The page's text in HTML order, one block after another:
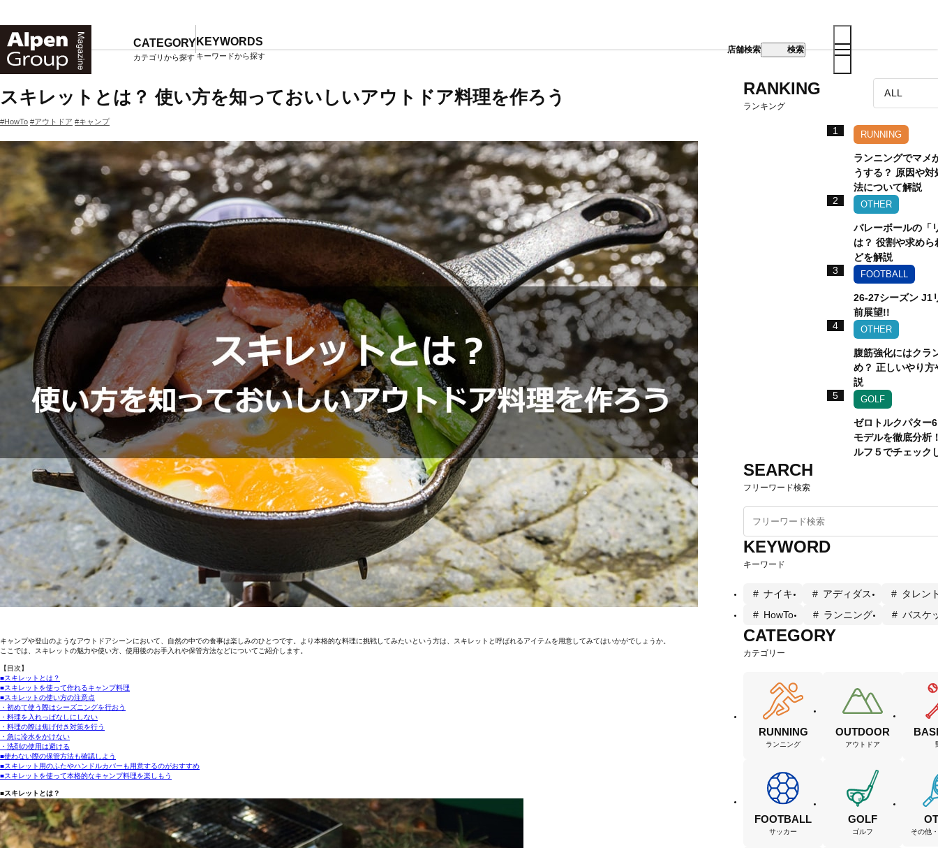
CATEGORY
カテゴリから探す
KEYWORDS
キーワードから探す
店舗検索 検索
TOP マガジン一覧
スキレットとは？ 使い方を知っておいしいアウトドア料理を作ろう
#HowTo #アウトドア #キャンプ
キャンプや登山のようなアウトドアシーンにおいて、自然の中での食事は楽しみのひとつです。より本格的な料理に挑戦してみたいという方は、スキレットと呼ばれるアイテムを用意してみてはいかがでしょうか。
ここでは、スキレットの魅力や使い方、使用後のお手入れや保管方法などについてご紹介します。
【目次】
■スキレットとは？
■スキレットを使って作れるキャンプ料理
■スキレットの使い方の注意点
・初めて使う際はシーズニングを行おう
・料理を入れっぱなしにしない
・料理の際は焦げ付き対策を行う
・急に冷水をかけない
・洗剤の使用は避ける
■使わない際の保管方法も確認しよう
■スキレット用のふたやハンドルカバーも用意するのがおすすめ
■スキレットを使って本格的なキャンプ料理を楽しもう
■スキレットとは？
RANKING
ランキング
1 RUNNING
ランニングでマメ
うする？ 原因や対
法について解説
2
OTHER
バレーボールの「
は？ 役割や求めら
どを解説
3
FOOTBALL
26-27シーズン J1
前展望!!
4
OTHER
腹筋強化にはクラ
め？ 正しいやり方
説
5
GOLF
ゼロトルクパター
モデルを徹底分析
ルフ５でチェック
SEARCH
フリーワード検索
KEYWORD
キーワード
ナイキ アディダス
タレン
HowTo
ランニング バスケ
CATEGORY
カテゴリー
RUNNING
ランニング
OUTDOOR
アウトドア
FOOTBALL
サッカー
GOLF
ゴルフ その他